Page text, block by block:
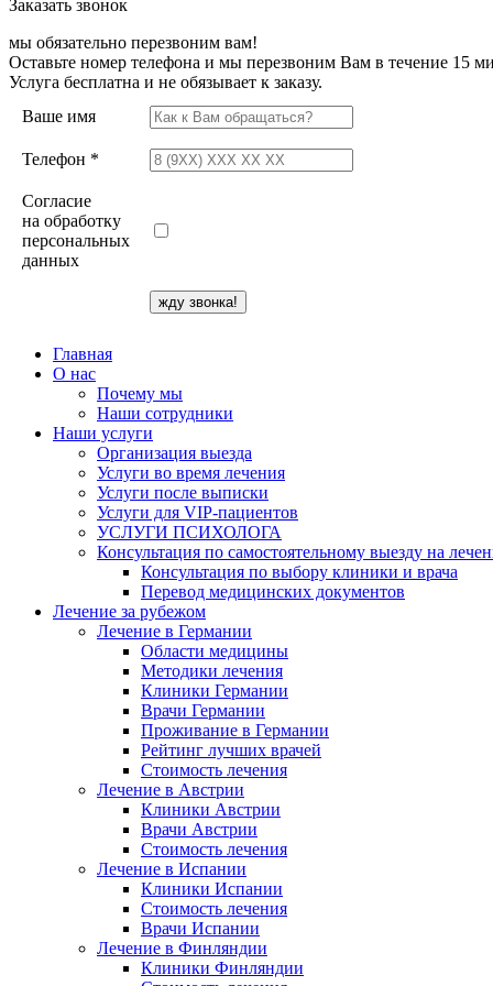
Заказать звонок
мы обязательно перезвоним вам!
Оставьте номер телефона и мы перезвоним Вам в течение 15
Услуга бесплатна и не обязывает к заказу.
Ваше имя
Телефон *
Согласие
на обработку
персональных
данных
Главная
О нас
Почему мы
Наши сотрудники
Наши услуги
Организация выезда
Услуги во время лечения
Услуги после выписки
Услуги для VIP-пациентов
УСЛУГИ ПСИХОЛОГА
Консультация по самостоятельному выезду на
Консультация по выбору клиники и врача
Перевод медицинских документов
Лечение за рубежом
Лечение в Германии
Области медицины
Методики лечения
Клиники Германии
Врачи Германии
Проживание в Германии
Рейтинг лучших врачей
Стоимость лечения
Лечение в Австрии
Клиники Австрии
Врачи Австрии
Стоимость лечения
Лечение в Испании
Клиники Испании
Стоимость лечения
Врачи Испании
Лечение в Финляндии
Клиники Финляндии